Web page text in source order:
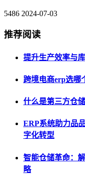
5486 2024-07-03
推荐阅读
提升生产效率与
跨境电商erp选哪
什么是第三方仓
ERP系统助力品
字化转型
智能仓储革命：
略